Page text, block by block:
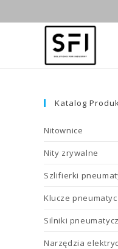
to
Katalog
Nitownice
Nity zrywalne
Szlifierki
Klucze
Silniki
Narzędzia